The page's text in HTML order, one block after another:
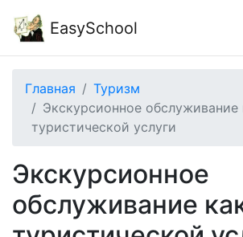
EasySchool
Главная
Туризм
Экскурсионное обслуживание
туристической услуги
Экскурсионное
обслуживание